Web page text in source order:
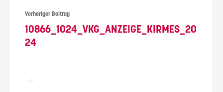
Vorheriger Beitrag
10866_1024_VKG_ANZEIGE_KIRMES_20
24